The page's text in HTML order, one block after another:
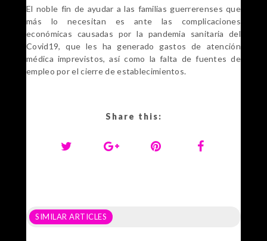
El noble fin de ayudar a las familias guerrerenses que
más lo necesitan es ante las complicaciones
económicas causadas por la pandemia sanitaria del
Covid19, que les ha generado gastos de atención
médica imprevistos, así como la falta de fuentes de
empleo por el cierre de establecimientos.
Share this:
SIMILAR ARTICLES